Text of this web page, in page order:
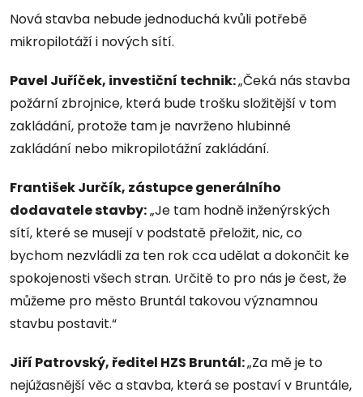
Nová stavba nebude jednoduchá kvůli potřebě
mikropilotáží i nových sítí.
Pavel Juříček, investiční technik:„Čeká nás stavba
požární zbrojnice, která bude trošku složitější v tom
zakládání, protože tam je navrženo hlubinné
zakládání nebo mikropilotážní zakládání.
František Jurčík, zástupce generálního
dodavatele stavby:„Je tam hodně inženýrských
sítí, které se musejí v podstatě přeložit, nic, co
bychom nezvládli za ten rok cca udělat a dokončit ke
spokojenosti všech stran. Určitě to pro nás je čest, že
můžeme pro město Bruntál takovou významnou
stavbu postavit.“
Jiří Patrovský, ředitel HZS Bruntál:„Za mě je to
nejúžasnější věc a stavba, která se postaví v Bruntále,